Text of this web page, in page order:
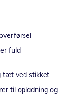
fuld
tæt ved stikket
til opladning og